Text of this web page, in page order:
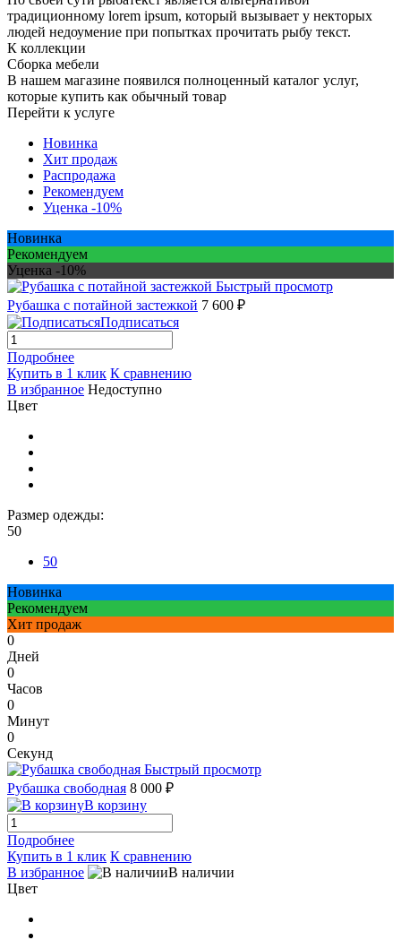
традиционному lorem ipsum, который вызывает у некторых
людей недоумение при попытках прочитать рыбу текст.
К коллекции
Сборка мебели
В нашем магазине появился полноценный каталог услуг,
которые купить как обычный товар
Перейти к услуге
Новинка
Хит продаж
Распродажа
Рекомендуем
Уценка -10%
Новинка
Рекомендуем
Уценка -10%
Быстрый просмотр
Рубашка с потайной застежкой 7 600 ₽
Подписаться
Подробнее
Купить в 1 клик К сравнению
В избранное Недоступно
Цвет
Размер одежды:
50
50
Новинка
Рекомендуем
Хит продаж
0
Дней
0
Часов
0
Минут
0
Секунд
Быстрый просмотр
Рубашка свободная 8 000 ₽
В корзину
Подробнее
Купить в 1 клик К сравнению
В избранное
В наличии
Цвет